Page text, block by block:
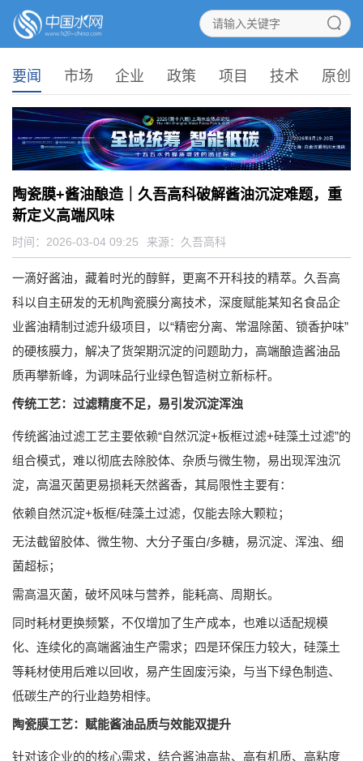
要闻 市场 企业 政策 项目 技术 原创
陶瓷膜+酱油酿造｜久吾高科破解酱油沉淀难题，重
新定义高端风味
时间：2026-03-04 09:25 来源： 久吾高科
一滴好酱油，藏着时光的醇鲜，更离不开科技的精萃。久吾高
科以自主研发的无机陶瓷膜分离技术，深度赋能某知名食品企
业酱油精制过滤升级项目，以“精密分离、常温除菌、锁香护味”
的硬核膜力，解决了货架期沉淀的问题助力，高端酿造酱油品
质再攀新峰，为调味品行业绿色智造树立新标杆。
传统工艺：过滤精度不足，易引发沉淀浑浊
传统酱油过滤工艺主要依赖“自然沉淀+板框过滤+硅藻土过滤”的
组合模式，难以彻底去除胶体、杂质与微生物，易出现浑浊沉
淀，高温灭菌更易损耗天然酱香，其局限性主要有：
依赖自然沉淀+板框/硅藻土过滤，仅能去除大颗粒；
无法截留胶体、微生物、大分子蛋白/多糖，易沉淀、浑浊、细
菌超标；
需高温灭菌，破坏风味与营养，能耗高、周期长。
同时耗材更换频繁，不仅增加了生产成本，也难以适配规模
化、连续化的高端酱油生产需求；四是环保压力较大，硅藻土
等耗材使用后难以回收，易产生固废污染，与当下绿色制造、
低碳生产的行业趋势相悖。
陶瓷膜工艺：赋能酱油品质与效能双提升
针对该企业的的核心需求，结合酱油高盐、高有机质、高粘度